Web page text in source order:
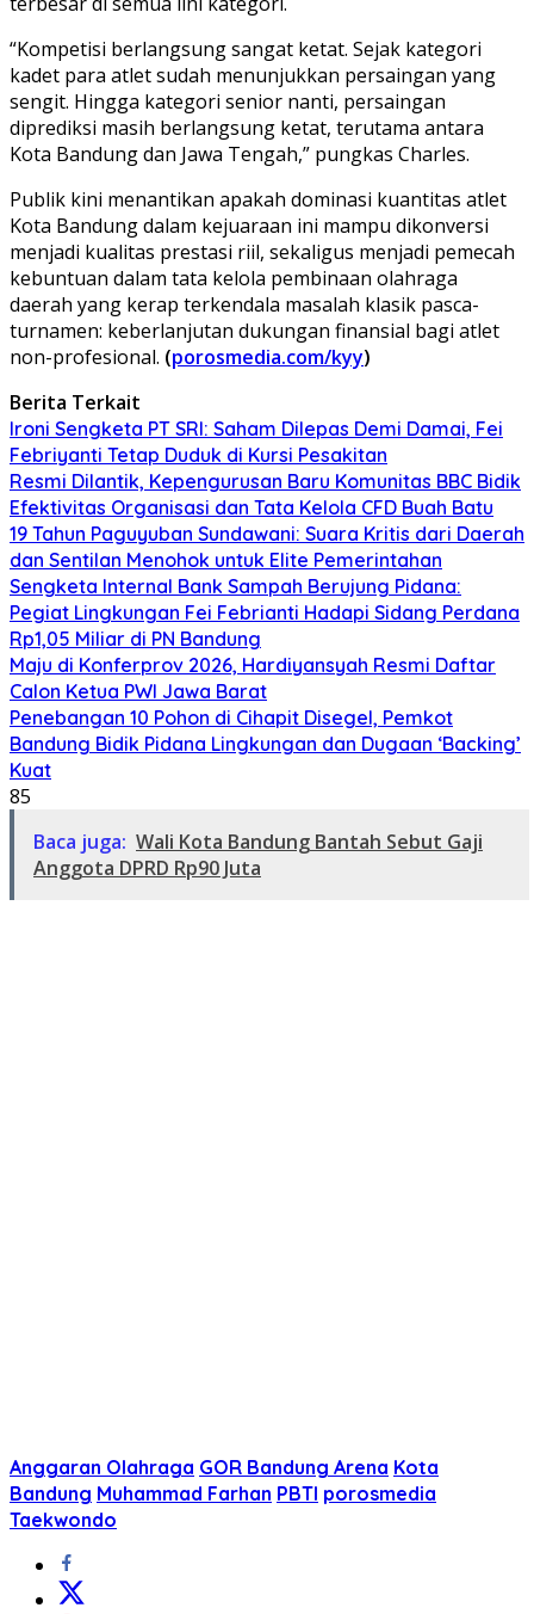
​“Kompetisi berlangsung sangat ketat. Sejak kategori
kadet para atlet sudah menunjukkan persaingan yang
sengit. Hingga kategori senior nanti, persaingan
diprediksi masih berlangsung ketat, terutama antara
Kota Bandung dan Jawa Tengah,” pungkas Charles.
​Publik kini menantikan apakah dominasi kuantitas atlet
Kota Bandung dalam kejuaraan ini mampu dikonversi
menjadi kualitas prestasi riil, sekaligus menjadi pemecah
kebuntuan dalam tata kelola pembinaan olahraga
daerah yang kerap terkendala masalah klasik pasca-
turnamen: keberlanjutan dukungan finansial bagi atlet
non-profesional. (porosmedia.com/kyy)
Berita Terkait
Ironi Sengketa PT SRI: Saham Dilepas Demi Damai, Fei
Febriyanti Tetap Duduk di Kursi Pesakitan
Resmi Dilantik, Kepengurusan Baru Komunitas BBC Bidik
Efektivitas Organisasi dan Tata Kelola CFD Buah Batu
19 Tahun Paguyuban Sundawani: Suara Kritis dari Daerah
dan Sentilan Menohok untuk Elite Pemerintahan
Sengketa Internal Bank Sampah Berujung Pidana:
Pegiat Lingkungan Fei Febrianti Hadapi Sidang Perdana
Rp1,05 Miliar di PN Bandung
Maju di Konferprov 2026, Hardiyansyah Resmi Daftar
Calon Ketua PWI Jawa Barat
Penebangan 10 Pohon di Cihapit Disegel, Pemkot
Bandung Bidik Pidana Lingkungan dan Dugaan ‘Backing’
Kuat
85
Baca juga: Wali Kota Bandung Bantah Sebut Gaji
Anggota DPRD Rp90 Juta
Anggaran Olahraga GOR Bandung Arena Kota
Bandung Muhammad Farhan PBTI porosmedia
Taekwondo